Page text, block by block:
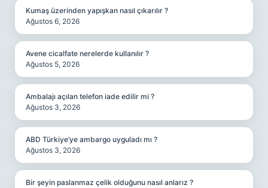
Kumaş üzerinden yapışkan nasıl çıkarılır ?
Ağustos 6, 2026
Avene cicalfate nerelerde kullanılır ?
Ağustos 5, 2026
Ambalajı açılan telefon iade edilir mi ?
Ağustos 3, 2026
ABD Türkiye’ye ambargo uyguladı mı ?
Ağustos 3, 2026
Bir şeyin paslanmaz çelik olduğunu nasıl anlarız ?